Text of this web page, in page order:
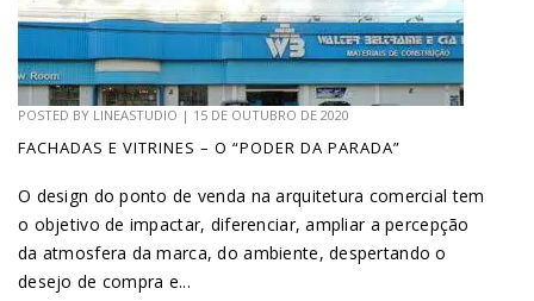
POSTED BY LINEASTUDIO | 15 DE OUTUBRO DE 2020
FACHADAS E VITRINES – O “PODER DA PARADA”
O design do ponto de venda na arquitetura comercial tem
o objetivo de impactar, diferenciar, ampliar a percepção
da atmosfera da marca, do ambiente, despertando o
desejo de compra e...